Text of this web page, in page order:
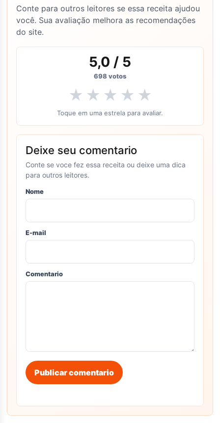
Conte para outros leitores se essa receita ajudou
você. Sua avaliação melhora as recomendações
do site.
5,0 / 5
698votos
★ ★ ★ ★ ★
Toque em uma estrela para avaliar.
Deixe seu comentario
Conte se voce fez essa receita ou deixe uma dica
para outros leitores.
Nome
E-mail
Comentario
Publicar comentario